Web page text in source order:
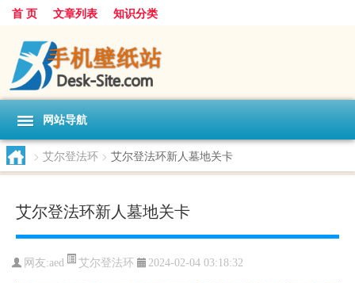
首 页 文章列表 知识分类
网站导航
> 艾尔登法环 > 艾尔登法环新人墓地关卡
艾尔登法环新人墓地关卡
网友:aed 艾尔登法环 2024-02-04 03:18:32